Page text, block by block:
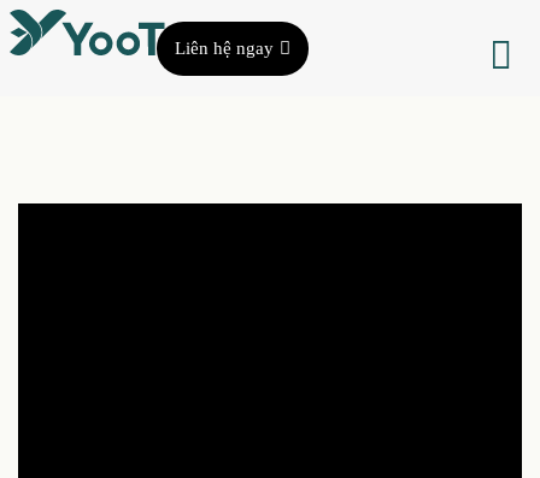
Liên hệ ngay